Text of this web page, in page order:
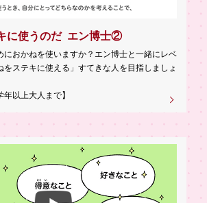
に使うのだ エン博士②
におかねを使いますか？エン博士と一緒にレベ
をステキに使える」すてきな人を目指しましょ
年以上大人まで】